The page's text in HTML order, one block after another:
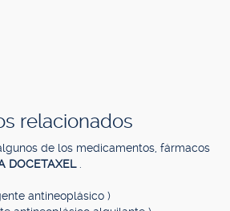
relacionados
de los medicamentos, fármacos
DOCETAXEL
antineoplásico )